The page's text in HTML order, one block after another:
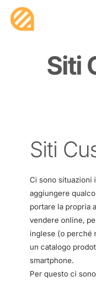
Siti
Siti
Ci sono situazioni
aggiungere
portare la propria
vendere online,
inglese (o perché
un catalogo
smartphone.
Per questo ci